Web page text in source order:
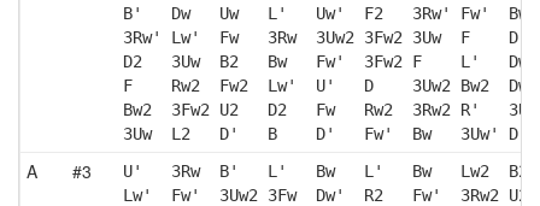
B'   Dw   Uw   L'   Uw'  F2   3Rw' Fw'
3Rw' Lw'  Fw   3Rw  3Uw2 3Fw2 3Uw  F
D2   3Uw  B2   Bw   Fw'  3Fw2 F    L'
F    Rw2  Fw2  Lw'  U'   D    3Uw2 Bw2
Bw2  3Fw2 U2   D2   Fw   Rw2  3Rw2 R'
3Uw  L2   D'   B    D'   Fw'  Bw   3Uw' D'
A #3
U'   3Rw  B'   L'   Bw   L'   Bw   Lw2
Lw'  Fw'  3Uw2 3Fw  Dw'  R2   Fw'  3Rw2